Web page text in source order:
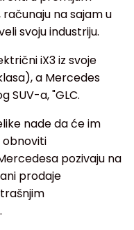
na sajam u
svoju industriju.
iX3 iz svoje
a Mercedes
SUV-a, "GLC.
nade da će im
pozivaju na
prodaje